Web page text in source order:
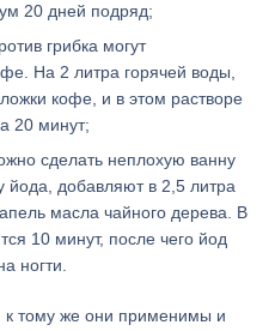
20 дней подряд;
грибка могут
На 2 литра горячей воды,
кофе, и в этом растворе
20 минут;
сделать неплохую ванну
йода, добавляют в 2,5 литра
масла чайного дерева. В
10 минут, после чего йод
ногти.
к тому же они применимы и